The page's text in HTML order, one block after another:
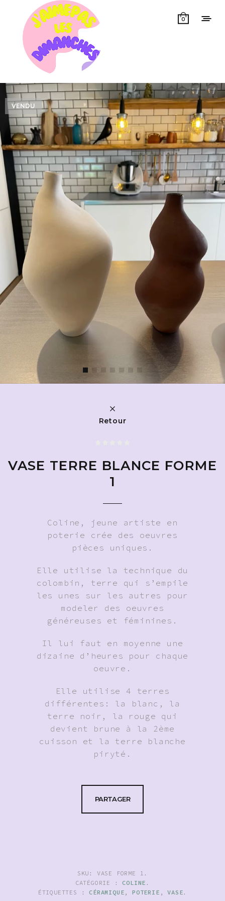
0
VENDU
Retour
VASE TERRE BLANCE FORME
1
Coline, jeune artiste en
poterie crée des oeuvres
pièces uniques.
Elle utilise la technique du
colombin, terre qui s’empile
les unes sur les autres pour
modeler des oeuvres
généreuses et féminines.
Il lui faut en moyenne une
dizaine d’heures pour chaque
oeuvre.
Elle utilise 4 terres
différentes: la blanc, la
terre noir, la rouge qui
devient brune à la 2ème
cuisson et la terre blanche
piryté.
PARTAGER
SKU: VASE FORME 1 .
CATÉGORIE : COLINE .
ÉTIQUETTES : CÉRAMIQUE , POTERIE ,VASE .